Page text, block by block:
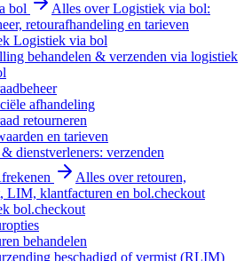
bol
Alles over Logistiek via bol:
retourafhandeling en tarieven
Logistiek via bol
behandelen & verzenden via logistiek
afhandeling
retourneren
en tarieven
dienstverleners: verzenden
Alles over retouren,
LIM, klantfacturen en bol.checkout
bol.checkout
behandelen
beschadigd of vermist (RLIM)